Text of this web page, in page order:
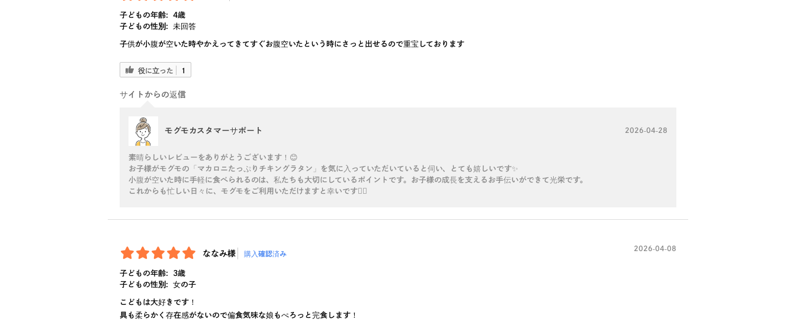
子どもの年齢:
4歳
子どもの性別:
未回答
子供が小腹が空いた時やかえってきてすぐお腹空いたという時にさっと出せるので重宝しております
役に立った 1
サイトからの返信
モグモカスタマーサポート 2026-04-28
素晴らしいレビューをありがとうございます！😊
お子様がモグモの「マカロニたっぷりチキングラタン」を気に入っていただいていると伺い、とても嬉しいです✨
小腹が空いた時に手軽に食べられるのは、私たちも大切にしているポイントです。お子様の成長を支えるお手伝いができて光栄です。
これからも忙しい日々に、モグモをご利用いただけますと幸いです🙇‍♀️
ななみ様 購入確認済み
2026-04-08
子どもの年齢:
3歳
子どもの性別:
女の子
こどもは大好きです！
具も柔らかく存在感がないので偏食気味な娘もぺろっと完食します！